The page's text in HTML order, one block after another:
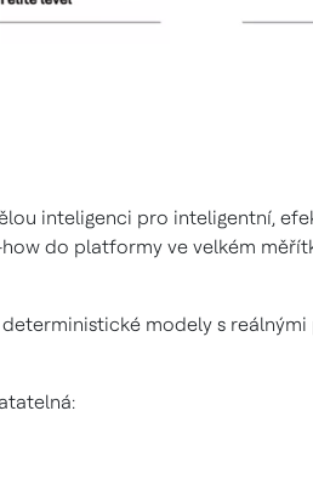
inteligenci pro inteligentní,
do platformy ve velkém
modely s